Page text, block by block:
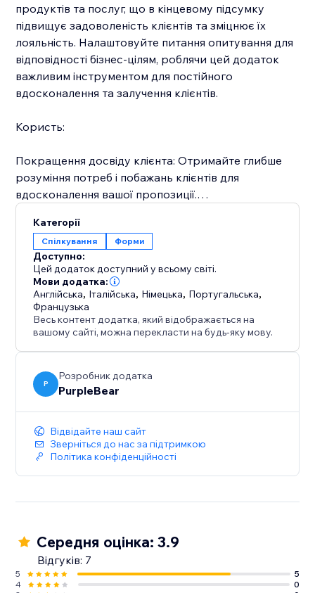
продуктів та послуг, що в кінцевому підсумку
підвищує задоволеність клієнтів та зміцнює їх
лояльність. Налаштовуйте питання опитування для
відповідності бізнес-цілям, роблячи цей додаток
важливим інструментом для постійного
вдосконалення та залучення клієнтів.
Користь:
Покращення досвіду клієнта: Отримайте глибше
розуміння потреб і побажань клієнтів для
вдосконалення вашої пропозиції.
збираючи їхні відгуки і демонструючи, що їхні
думки мають значення.
Сприяння зростанню: Використовуйте дієві
відгуки для прийняття стратегічних рішень, що
сприяють зростанню бізнесу та зміцнюють
лояльність клієнтів.
Економія часу: Автоматизуйте процес
розповсюдження опитування та збирання даних,
ключових аспектах вашого бізнесу.
Категорії
Спілкування Форми
Доступно:
Цей додаток доступний у всьому світі.
Мови додатка:
Англійська, Італійська, Німецька, Португальська,
Французька
Весь контент додатка, який відображається на
вашому сайті, можна перекласти на будь-яку мову.
P
Розробник додатка
PurpleBear
Відвідайте наш сайт
Зверніться до нас за підтримкою
Політика конфіденційності
Середня оцінка: 3.9
Відгуків: 7
5
5
4
0